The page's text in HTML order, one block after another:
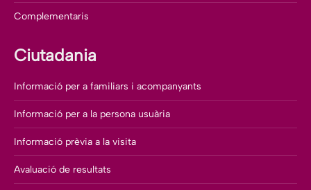
Complementaris
Ciutadania
Informació per a familiars i acompanyants
Informació per a la persona usuària
Informació prèvia a la visita
Avaluació de resultats